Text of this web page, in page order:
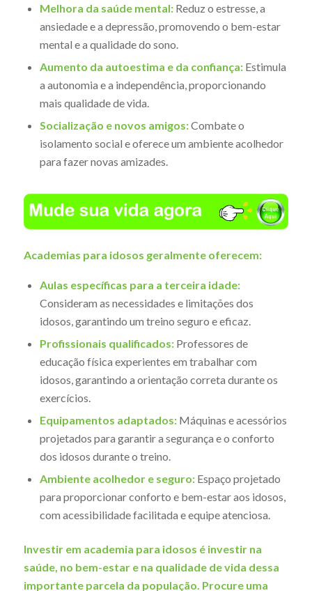
Melhora da saúde mental:Reduz o estresse, a
ansiedade e a depressão, promovendo o bem-estar
mental e a qualidade do sono.
Aumento da autoestima e da confiança:Estimula
a autonomia e a independência, proporcionando
mais qualidade de vida.
Socialização e novos amigos:Combate o
isolamento social e oferece um ambiente acolhedor
para fazer novas amizades.
Academias para idosos geralmente oferecem:
Aulas específicas para a terceira idade:
Consideram as necessidades e limitações dos
idosos, garantindo um treino seguro e eficaz.
Profissionais qualificados:Professores de
educação física experientes em trabalhar com
idosos, garantindo a orientação correta durante os
exercícios.
Equipamentos adaptados:Máquinas e acessórios
projetados para garantir a segurança e o conforto
dos idosos durante o treino.
Ambiente acolhedor e seguro:Espaço projetado
para proporcionar conforto e bem-estar aos idosos,
com acessibilidade facilitada e equipe atenciosa.
Investir em academia para idosos é investir na
saúde, no bem-estar e na qualidade de vida dessa
importante parcela da população. Procure uma